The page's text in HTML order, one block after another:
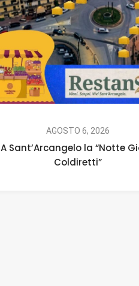
AGOSTO 6, 2026
A Sant’Arcangelo la “Notte
Coldiretti”